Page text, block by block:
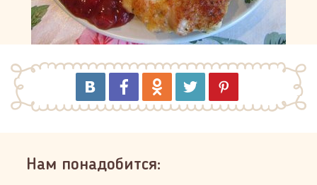
Нам понадобится: